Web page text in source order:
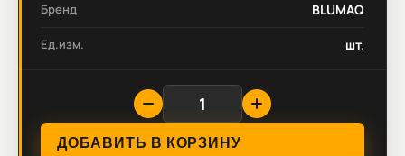
Бренд BLUMAQ
Ед.изм. шт.
ДОБАВИТЬ В КОРЗИНУ